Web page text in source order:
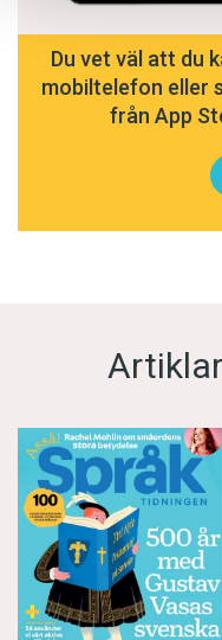
Du vet väl att du
mobiltelefon eller
från App